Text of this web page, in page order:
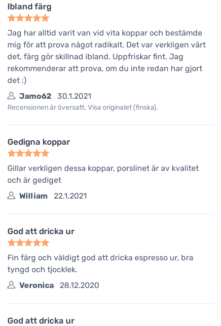
Ibland färg
Jag har alltid varit van vid vita koppar och bestämde
mig för att prova något radikalt. Det var verkligen värt
det, färg gör skillnad ibland. Uppfriskar fint. Jag
rekommenderar att prova, om du inte redan har gjort
det :)
Jamo62
30.1.2021
Recensionen är översatt. Visa originalet (finska).
Gedigna koppar
Gillar verkligen dessa koppar, porslinet är av kvalitet
och är gediget
William
22.1.2021
God att dricka ur
Fin färg och väldigt god att dricka espresso ur, bra
tyngd och tjocklek.
Veronica
28.12.2020
God att dricka ur